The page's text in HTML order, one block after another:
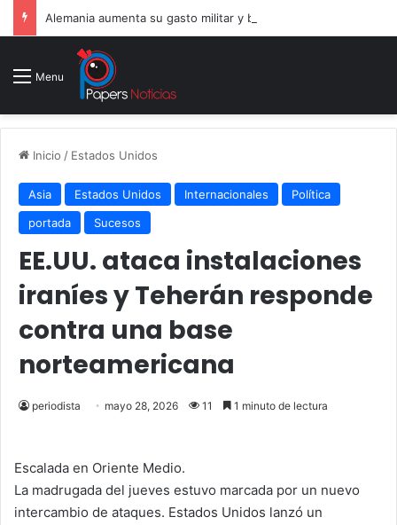
Menu
Inicio / Estados Unidos
Asia Estados Unidos Internacionales
Política
portada
Sucesos
EE.UU. ataca instalaciones
iraníes y Teherán responde
contra una base
norteamericana
periodista mayo 28, 2026 11 1 minuto de lectura
Escalada en Oriente Medio.
La madrugada del jueves estuvo marcada por un nuevo
intercambio de ataques. Estados Unidos lanzó un